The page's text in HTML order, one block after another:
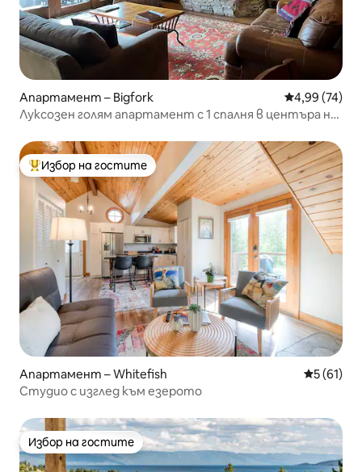
Апартамент – Bigfork Средна
4,99 (74)
Луксозен голям апартамент с 1 спалня в центъра на
Най-популярен избор на гостите
Избор на гостите
Апартамент – Whitefish Средна
5 (61)
Студио с изглед към езерото
Избор на гостите
Избор на гостите